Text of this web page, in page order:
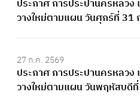
ประกาศ การประปานครหลวง
วางใหม่ตามแผน วันศุกร์ที่ 31
27 ก.ค. 2569
ประกาศ การประปานครหลวง
วางใหม่ตามแผน วันพฤหัสบดี